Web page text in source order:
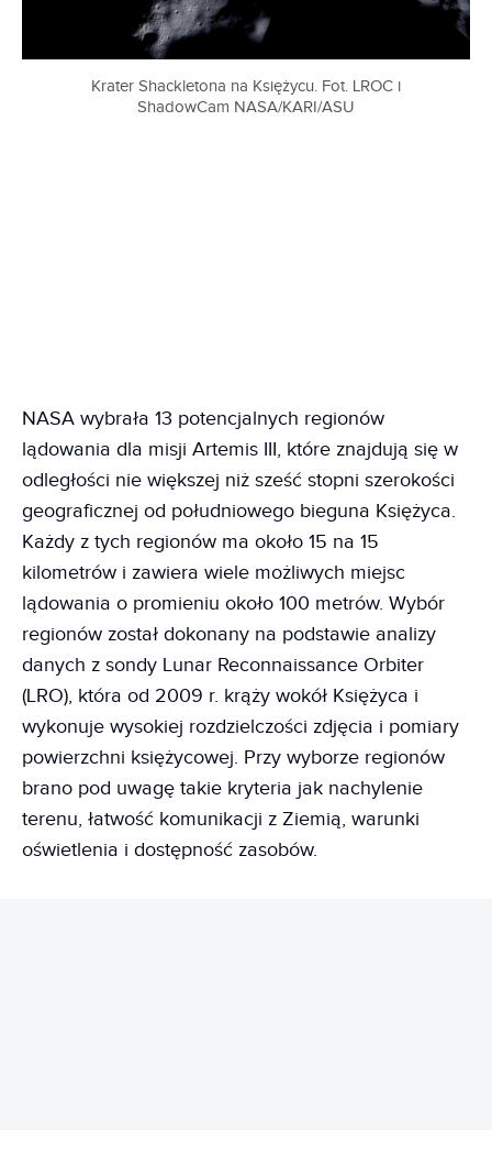
Krater Shackletona na Księżycu. Fot. LROC i
ShadowCam NASA/KARI/ASU
NASA wybrała 13 potencjalnych regionów
lądowania dla misji Artemis III, które znajdują się w
odległości nie większej niż sześć stopni szerokości
geograficznej od południowego bieguna Księżyca.
Każdy z tych regionów ma około 15 na 15
kilometrów i zawiera wiele możliwych miejsc
lądowania o promieniu około 100 metrów. Wybór
regionów został dokonany na podstawie analizy
danych z sondy Lunar Reconnaissance Orbiter
(LRO), która od 2009 r. krąży wokół Księżyca i
wykonuje wysokiej rozdzielczości zdjęcia i pomiary
powierzchni księżycowej. Przy wyborze regionów
brano pod uwagę takie kryteria jak nachylenie
terenu, łatwość komunikacji z Ziemią, warunki
oświetlenia i dostępność zasobów.